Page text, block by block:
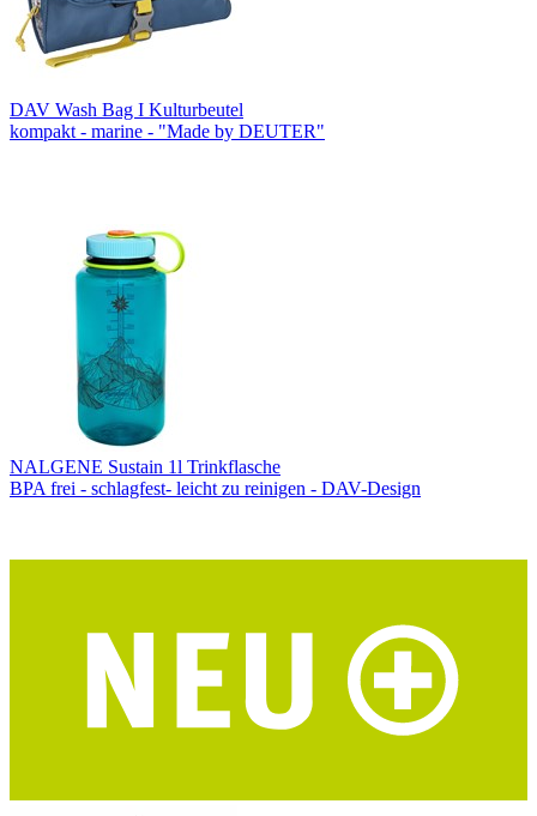
DAV Wash Bag I Kulturbeutel
kompakt - marine - "Made by DEUTER"
NALGENE Sustain 1l Trinkflasche
BPA frei - schlagfest- leicht zu reinigen - DAV-Design